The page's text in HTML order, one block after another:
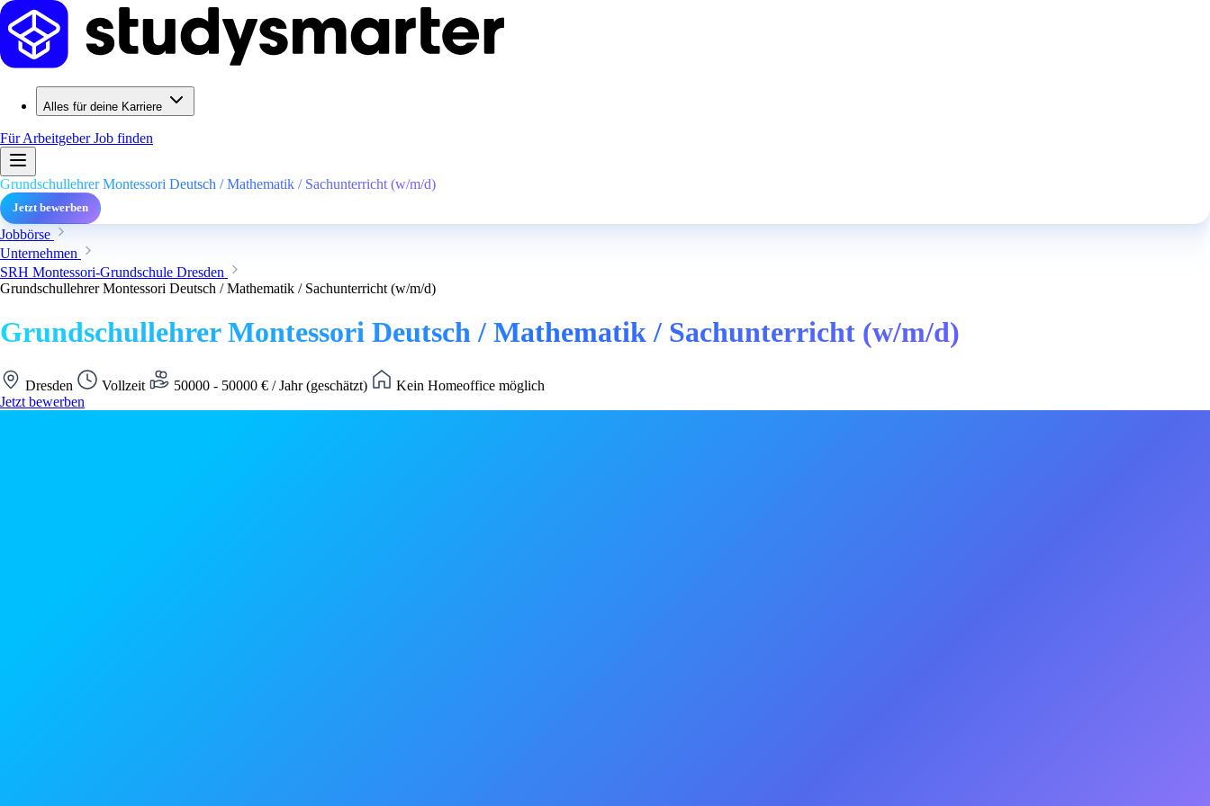
Alles für deine Karriere
Für ArbeitgeberJob finden
Grundschullehrer Montessori Deutsch / Mathematik / Sachunterricht (w/m/d)
Jetzt bewerben
Jobbörse
Unternehmen
SRH Montessori-Grundschule Dresden
Grundschullehrer Montessori Deutsch / Mathematik / Sachunterricht (w/m/d)
Grundschullehrer Montessori Deutsch / Mathematik / Sachunterricht (w/m/d)
Dresden Vollzeit 50000 - 50000 € / Jahr (geschätzt)
Kein Homeoffice möglich
Jetzt bewerben